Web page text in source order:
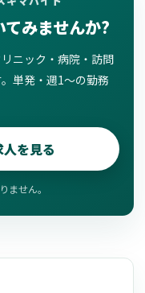
みませんか?
ニック・病院・訪問
単発・週1〜の勤務
を見る
ません。